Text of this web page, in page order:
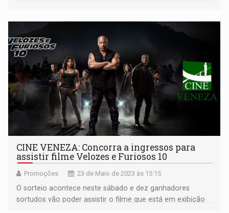
CINE VENEZA: Concorra a ingressos para
assistir filme Velozes e Furiosos 10
Promoções 23 de Maio de 2023 às 15:15
O sorteio acontece neste sábado e dez ganhadores
sortudos vão poder assistir o filme que está em exibição